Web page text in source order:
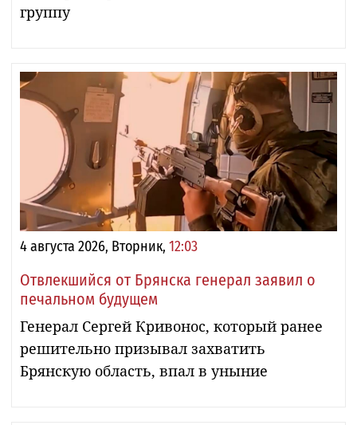
группу
4 августа 2026, Вторник, 12:03
Отвлекшийся от Брянска генерал заявил о
печальном будущем
Генерал Сергей Кривонос, который ранее
решительно призывал захватить
Брянскую область, впал в уныние